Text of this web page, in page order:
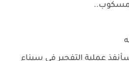
عملية التفجير في سيناء